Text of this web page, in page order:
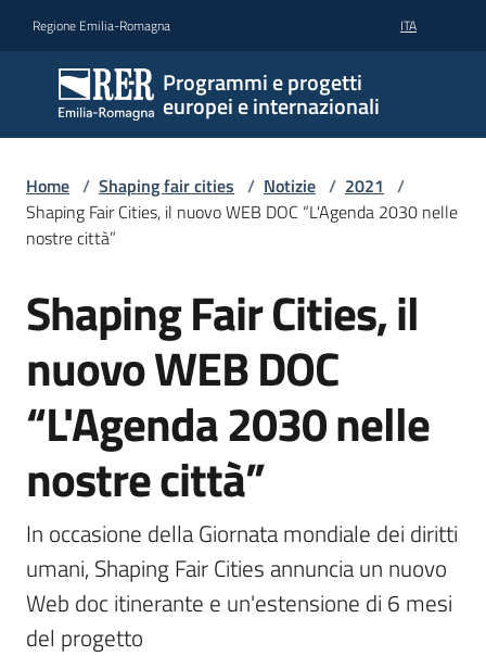
Regione Emilia-Romagna ITA
Programmi e progetti
europei e internazionali
Home / Shaping fair cities / Notizie / 2021 /
Shaping Fair Cities, il nuovo WEB DOC “L'Agenda 2030 nelle
nostre città”
Salta al contenuto
Shaping Fair Cities, il
nuovo WEB DOC
“L'Agenda 2030 nelle
nostre città”
In occasione della Giornata mondiale dei diritti
umani, Shaping Fair Cities annuncia un nuovo
Web doc itinerante e un'estensione di 6 mesi
del progetto